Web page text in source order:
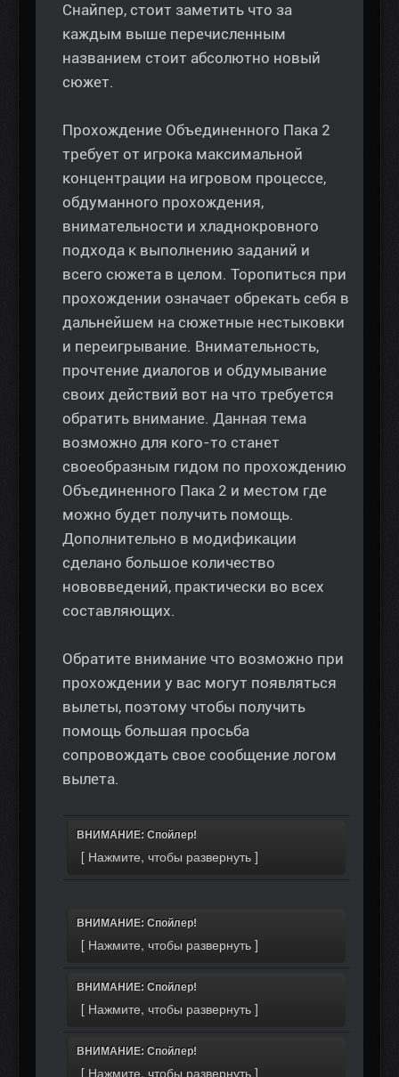
Снайпер, стоит заметить что за
каждым выше перечисленным
названием стоит абсолютно новый
сюжет.
Прохождение Объединенного Пака 2
требует от игрока максимальной
концентрации на игровом процессе,
обдуманного прохождения,
внимательности и хладнокровного
подхода к выполнению заданий и
всего сюжета в целом. Торопиться при
прохождении означает обрекать себя в
дальнейшем на сюжетные нестыковки
и переигрывание. Внимательность,
прочтение диалогов и обдумывание
своих действий вот на что требуется
обратить внимание. Данная тема
возможно для кого-то станет
своеобразным гидом по прохождению
Объединенного Пака 2 и местом где
можно будет получить помощь.
Дополнительно в модификации
сделано большое количество
нововведений, практически во всех
составляющих.
Обратите внимание что возможно при
прохождении у вас могут появляться
вылеты, поэтому чтобы получить
помощь большая просьба
сопровождать свое сообщение логом
вылета.
ВНИМАНИЕ: Спойлер!
ВНИМАНИЕ: Спойлер!
ВНИМАНИЕ: Спойлер!
ВНИМАНИЕ: Спойлер!